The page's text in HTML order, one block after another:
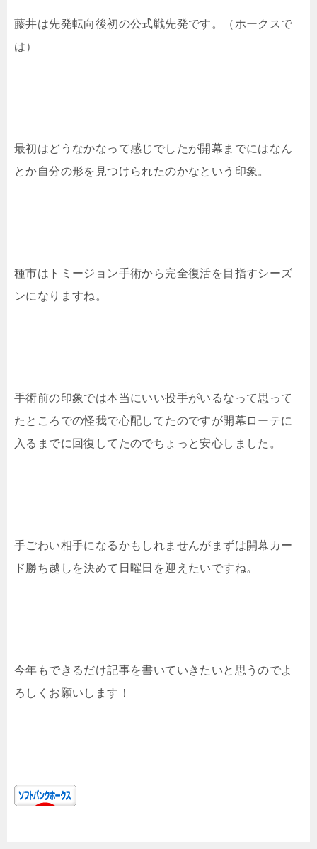
藤井は先発転向後初の公式戦先発です。（ホークスで
は）
最初はどうなかなって感じでしたが開幕までにはなん
とか自分の形を見つけられたのかなという印象。
種市はトミージョン手術から完全復活を目指すシーズ
ンになりますね。
手術前の印象では本当にいい投手がいるなって思って
たところでの怪我で心配してたのですが開幕ローテに
入るまでに回復してたのでちょっと安心しました。
手ごわい相手になるかもしれませんがまずは開幕カー
ド勝ち越しを決めて日曜日を迎えたいですね。
今年もできるだけ記事を書いていきたいと思うのでよ
ろしくお願いします！